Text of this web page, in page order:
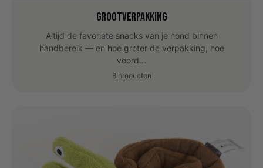
Grootverpakking
Altijd de favoriete snacks van je hond binnen
handbereik — en hoe groter de verpakking, hoe
voord...
8 producten